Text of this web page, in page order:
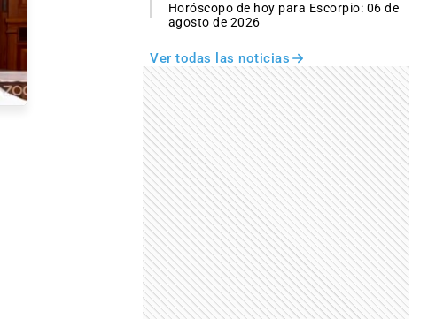
Horóscopo de hoy para Escorpio: 06 de
agosto de 2026
Ver todas las noticias